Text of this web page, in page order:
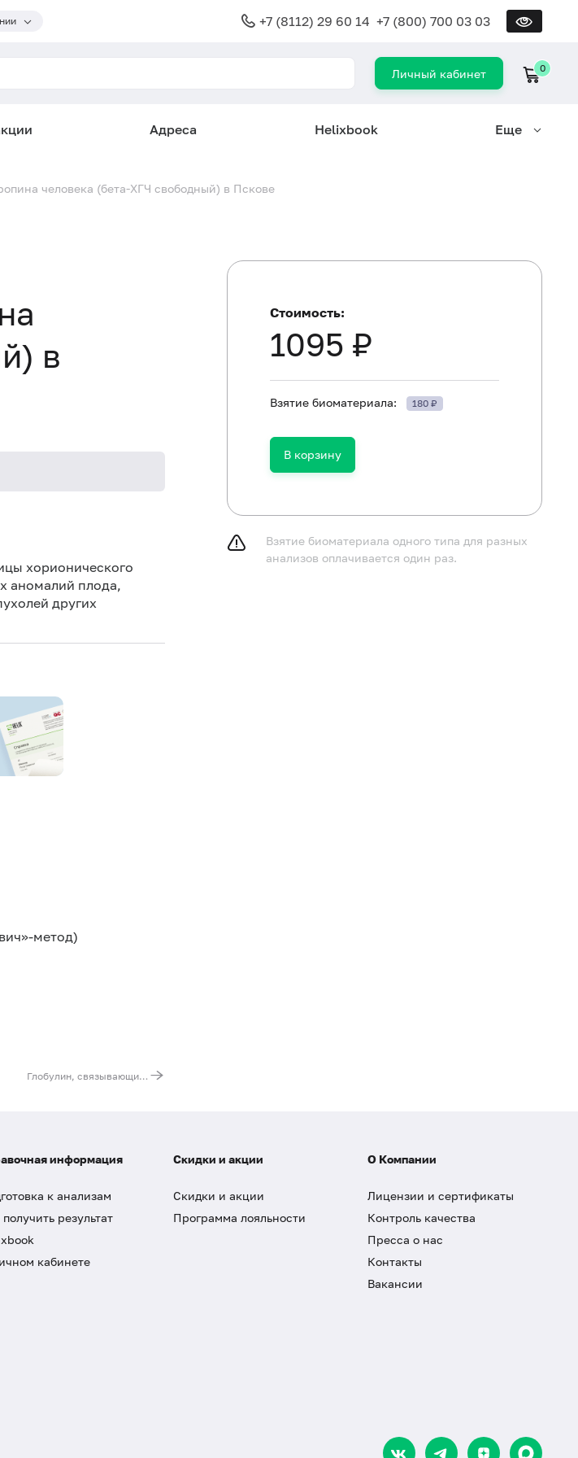
+7 (8112) 29 60 14 +7 (800) 700 03 03
Личный кабинет 0
Адреса Helixbook Еще
человека (бета-ХГЧ свободный) в Пскове
в
хорионического
аномалий плода,
других
метод)
Глобулин, связывающий половые гормоны (ГСПГ)
Стоимость:
1095 ₽
Взятие биоматериала: 180 ₽
В корзину
Взятие биоматериала одного типа для разных
анализов оплачивается один раз.
информация
к анализам
результат
кабинете
Скидки и акции
Скидки и акции
Программа лояльности
О Компании
Лицензии и сертификаты
Контроль качества
Пресса о нас
Контакты
Вакансии